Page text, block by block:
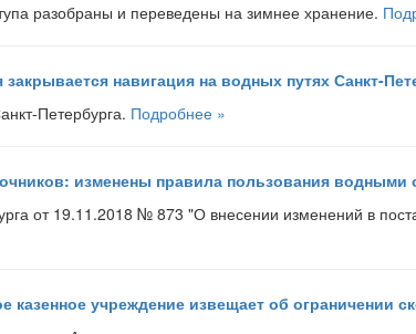
разобраны и переведены на зимнее хранение.
навигация на водных путях Санкт-
Петербурга. Подробнее »
изменены правила пользования водными
от 19.11.2018 № 873 "О внесении изменений в
казенное учреждение извещает об ограничении